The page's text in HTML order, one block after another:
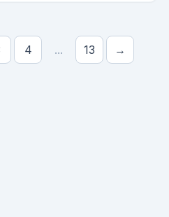
4 ... 13 →